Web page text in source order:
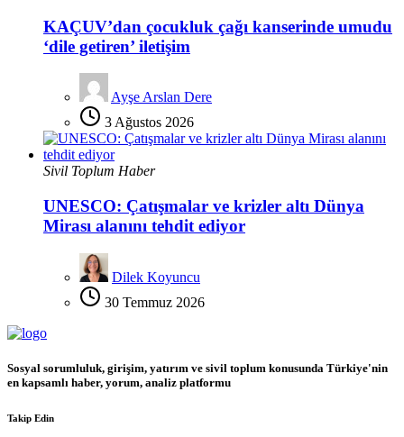
KAÇUV’dan çocukluk çağı kanserinde umudu
‘dile getiren’ iletişim
Ayşe Arslan Dere
3 Ağustos 2026
Sivil Toplum Haber
UNESCO: Çatışmalar ve krizler altı Dünya
Mirası alanını tehdit ediyor
Dilek Koyuncu
30 Temmuz 2026
Sosyal sorumluluk, girişim, yatırım ve sivil toplum konusunda Türkiye'nin
en kapsamlı haber, yorum, analiz platformu
Takip Edin